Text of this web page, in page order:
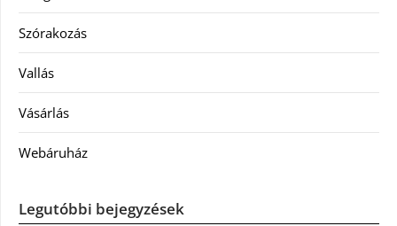
Szórakozás
Vallás
Vásárlás
Webáruház
Legutóbbi bejegyzések